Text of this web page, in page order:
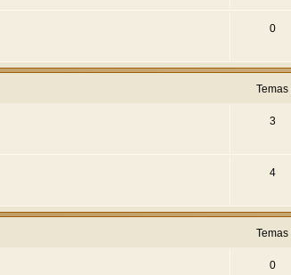
0
Temas
3
4
Temas
0